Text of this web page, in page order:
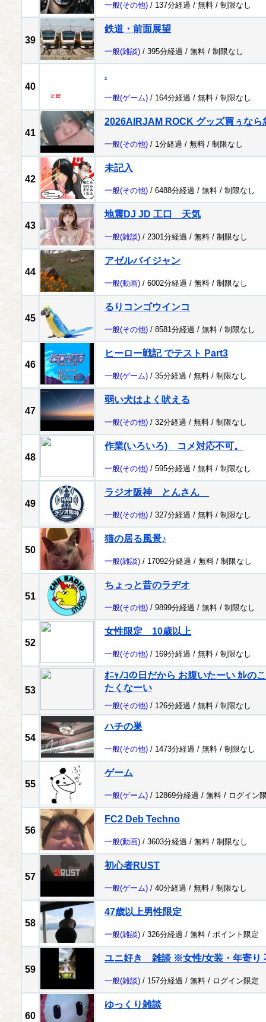
一般(その他) / 137分経過 / 無料 / 制限なし
39
鉄道・前面展望
一般(雑談) / 395分経過 / 無料 / 制限なし
40
.
一般(ゲーム) / 164分経過 / 無料 / 制限なし
41
2026AIRJAM ROCK グッズ買ぅなら
一般(その他) / 1分経過 / 無料 / 制限なし
42
未記入
一般(その他) / 6488分経過 / 無料 / 制限なし
43
地震DJ JD 工口 天気
一般(雑談) / 2301分経過 / 無料 / 制限なし
44
アゼルバイジャン
一般(動画) / 6002分経過 / 無料 / 制限なし
45
るりコンゴウインコ
一般(その他) / 8581分経過 / 無料 / 制限なし
46
ヒーロー戦記 でテスト Part3
一般(ゲーム) / 35分経過 / 無料 / 制限なし
47
弱い犬はよく吠える
一般(その他) / 32分経過 / 無料 / 制限なし
48
作業(いろいろ) コメ対応不可。
一般(その他) / 595分経過 / 無料 / 制限なし
49
ラジオ阪神 とんさん
一般(その他) / 327分経過 / 無料 / 制限なし
50
猫の居る風景♪
一般(雑談) / 17092分経過 / 無料 / 制限なし
51
ちょっと昔のラヂオ
一般(その他) / 9899分経過 / 無料 / 制限なし
52
女性限定 10歳以上
一般(その他) / 169分経過 / 無料 / 制限なし
53
ｵﾆｬﾉｺの日だから お腹いたーい ｶﾚの
たくなーい
一般(その他) / 126分経過 / 無料 / 制限なし
54
ハチの巣
一般(その他) / 1473分経過 / 無料 / 制限なし
55
ゲーム
一般(ゲーム) / 12869分経過 / 無料 / ログイン
56
FC2 Deb Techno
一般(動画) / 3603分経過 / 無料 / 制限なし
57
初心者RUST
一般(ゲーム) / 40分経過 / 無料 / 制限なし
58
47歳以上男性限定
一般(雑談) / 326分経過 / 無料 / ポイント限定
59
ユニ好き 雑談 ※女性/女装・年寄り
一般(雑談) / 157分経過 / 無料 / ログイン限定
60
ゆっくり雑談